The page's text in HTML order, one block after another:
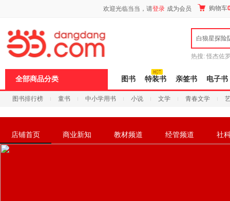
欢迎光临当当，请登录 成为会员 购物车
白狼星探险
热搜: 怪杰佐
全部商品分类 图书 特装书 亲签书 电子书
图书排行榜 童书 中小学用书 小说 文学 青春文学
店铺首页 商业新知 教材频道 经管频道 社
页
Ctrl
浪
键